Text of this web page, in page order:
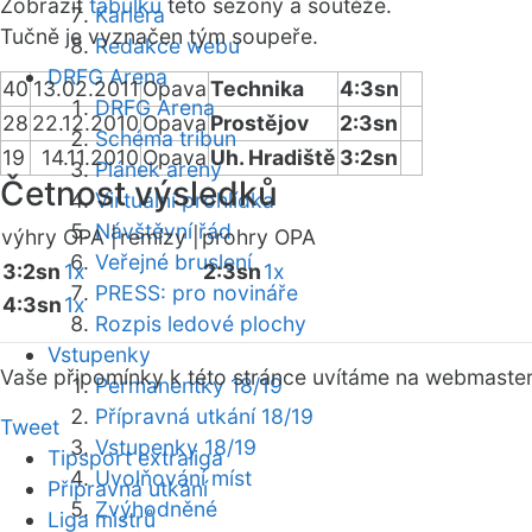
Kariéra
Redakce webu
DRFG Arena
DRFG Arena
Schéma tribun
Plánek areny
Virtuální prohlídka
Návštěvní řád
Veřejné bruslení
PRESS: pro novináře
Rozpis ledové plochy
Vstupenky
Permanentky 18/19
Přípravná utkání 18/19
Vstupenky 18/19
Uvolňování míst
Zvýhodněné
Zobrazit tabulku této sezóny a soutěže.
Tučně je vyznačen tým soupeře.
40 13.02.2011OpavaTechnika
4:3sn
28 22.12.2010OpavaProstějov
2:3sn
19
14.11.2010 Opava Uh. Hradiště 3:2sn
Četnost výsledků
výhry OPA |remízy | prohry OPA
3:2sn 1x
4:3sn1x
2:3sn1x
Vaše připomínky k této stránce uvítáme na webmaster
Tweet
Tipsport extraliga
Přípravná utkání
Liga mistrů